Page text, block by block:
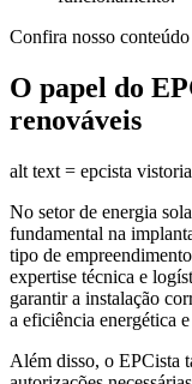
Confira nosso
O papel do
renováveis
alt text = epcista
No setor de energia
fundamental na
tipo de
expertise técnica e
garantir a instalação
a eficiência energética
Além disso, o EPCista